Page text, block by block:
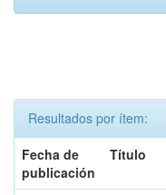
Resultados por ítem:
Fecha de
publicación
Título